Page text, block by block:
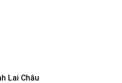
Lai Châu